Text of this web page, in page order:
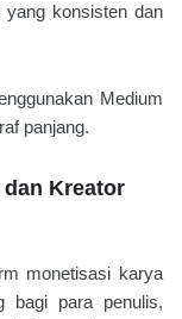
yang konsisten dan
Medium
panjang.
Kreator
monetisasi karya
bagi para penulis,